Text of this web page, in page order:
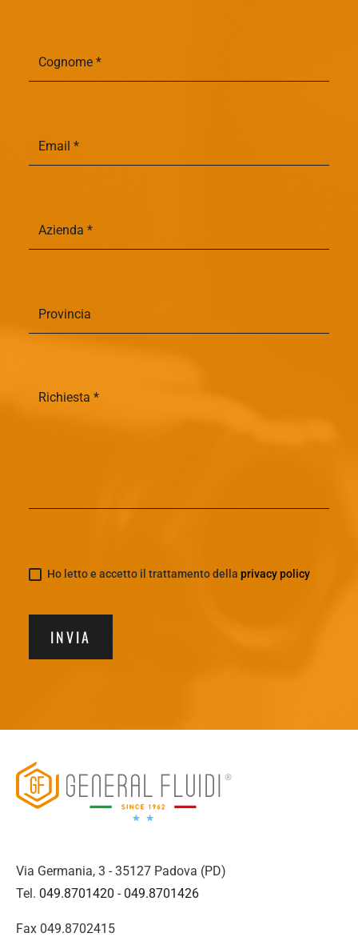
Ho letto e accetto il trattamento della privacy policy
INVIA
Via Germania, 3 - 35127 Padova (PD)
Tel. 049.8701420 - 049.8701426
Fax 049.8702415